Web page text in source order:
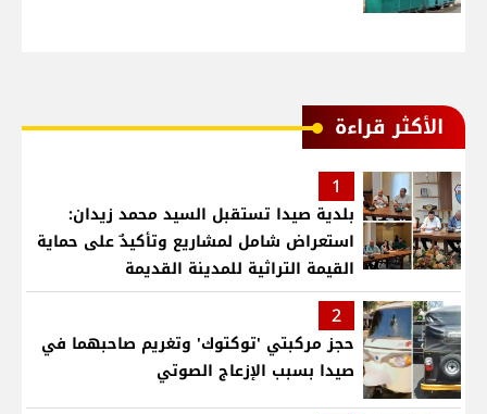
الأكثر قراءة
1
بلدية صيدا تستقبل السيد محمد زيدان:
استعراض شامل لمشاريع وتأكيدٌ على حماية
القيمة التراثية للمدينة القديمة
2
حجز مركبتي 'توكتوك' وتغريم صاحبهما في
صيدا بسبب الإزعاج الصوتي